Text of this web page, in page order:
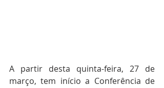
A partir desta quinta-feira, 27 de
março, tem início a Conferência de